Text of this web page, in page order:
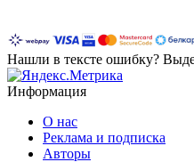
Нашли в тексте ошибку?
Информация
О нас
Реклама и подписка
Авторы